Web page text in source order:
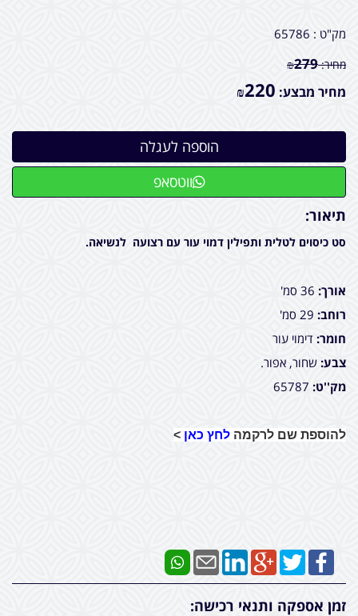
מק"ט : 65786
מחיר: ₪279
מחיר מבצע: ₪220
ווטסאפ
תיאור:
סט כיסוים לטלית ותפילין דמוי עור עם רצועה לנשיאה.
אורך: 36 סמ'
רוחב:
חומר: דימוי עור
צבע: שחור, אפור.
מק''ט:
להוספת שם לרקמה לחץ כאן >
זמן אספקה ותנאי רכישה: